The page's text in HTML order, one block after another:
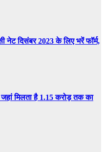
दिसंबर 2023 के लिए भरें फॉर्म,
मिलता है 1.15 करोड़ तक का